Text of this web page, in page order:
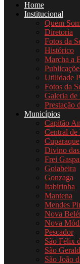
Home
Institucional
Quem
Diretoria
Fotos da
Histórico
Marcha a
Utilidade
Fotos da
Galeria de
Prestação
Municípios
Capitão
Central de
Cuparaque
Divino
Frei
Goiabeira
Gonzaga
Itabirinha
Mantena
Mendes
Nova
Nova
Pescador
São Félix
São
São João